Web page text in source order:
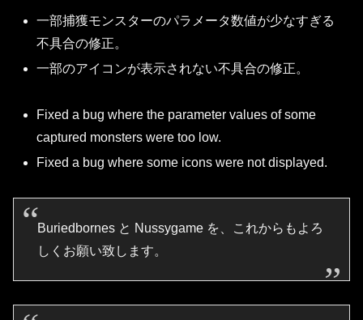
一部捕獲モンスターのパラメータ数値が少なすぎる
不具合の修正。
一部のアイコンが表示されない不具合の修正。
Fixed a bug where the parameter values of some
captured monsters were too low.
Fixed a bug where some icons were not displayed.
Buriedbornes と Nussygame を、これからもよろ
しくお願い致します。